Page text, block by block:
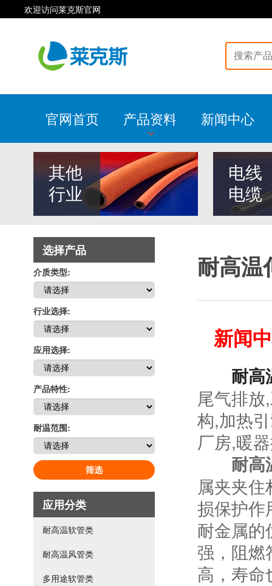
欢迎访问莱克斯官网
官网首页 产品资料 新闻中心
其他
行业
电线
电缆
选择产品
介质类型:
行业选择:
应用选择:
产品特性:
耐温范围:
筛选
应用分类
耐高温软管类
耐高温风管类
多用途软管类
耐高温
新闻
耐高
尾气排
构,加热
厂房,暖
耐高
属夹夹
损保护作
耐金属的
强，阻燃
高，寿命